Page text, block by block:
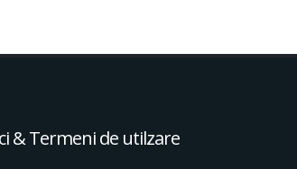
& Termeni de utilzare